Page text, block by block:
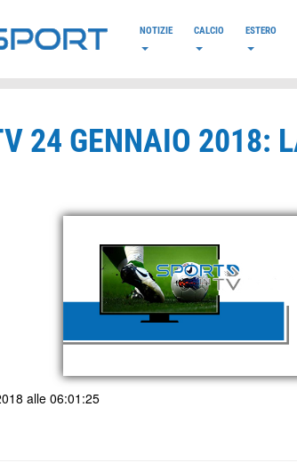
NOTIZIE CALCIO ESTERO
24 GENNAIO 2018:
alle 06:01:25